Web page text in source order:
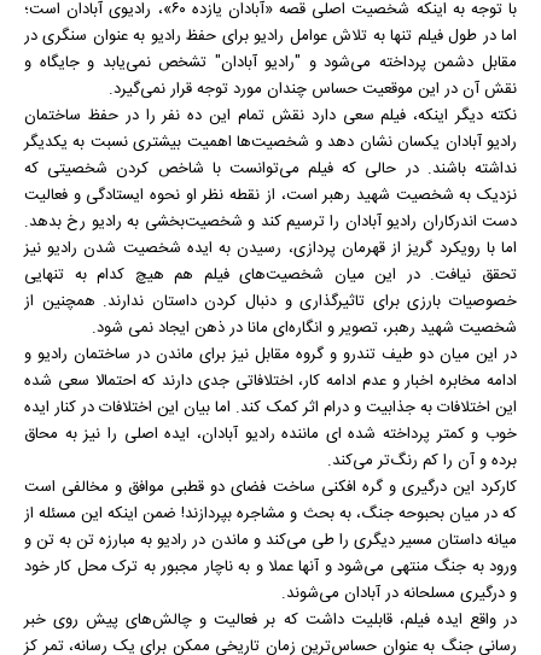
با توجه به اینکه شخصیت اصلی قصه «آبادان یازده ۶۰»، رادیوی آبادان است؛
اما در طول فیلم تنها به تلاش عوامل رادیو برای حفظ رادیو به عنوان سنگری در
مقابل دشمن پرداخته می‌شود و "رادیو آبادان" تشخص نمی‌یابد و جایگاه و
نقش آن در این موقعیت حساس چندان مورد توجه قرار نمی‌گیرد.
نکته دیگر اینکه، فیلم سعی دارد نقش تمام این ده نفر را در حفظ ساختمان
رادیو آبادان یکسان نشان دهد و شخصیت‌ها اهمیت بیشتری نسبت به یکدیگر
نداشته باشند. در حالی که فیلم می‌توانست با شاخص کردن شخصیتی که
نزدیک به شخصیت شهید رهبر است، از نقطه نظر او نحوه ایستادگی و فعالیت
دست اندرکاران رادیو آبادان را ترسیم کند و شخصیت‌بخشی به رادیو رخ بدهد.
اما با رویکرد گریز از قهرمان پردازی، رسیدن به ایده شخصیت شدن رادیو نیز
تحقق نیافت. در این میان شخصیت‌های فیلم هم هیچ کدام به تنهایی
خصوصیات بارزی برای تاثیرگذاری و دنبال کردن داستان ندارند. همچنین از
شخصیت شهید رهبر، تصویر و انگاره‌ای مانا در ذهن ایجاد نمی شود.
در این میان دو طیف تندرو و گروه مقابل نیز برای ماندن در ساختمان رادیو و
ادامه مخابره اخبار و عدم ادامه کار، اختلافاتی جدی دارند که احتمالا سعی شده
این اختلافات به جذابیت و درام اثر کمک کند. اما بیان این اختلافات در کنار ایده
خوب و کمتر پرداخته شده ‌ای ماننده رادیو آبادان، ایده اصلی را نیز به محاق
برده و آن را کم رنگ‌تر می‌کند.
کارکرد این درگیری و گره افکنی ساخت فضای دو قطبی موافق و مخالفی است
که در میان بحبوحه جنگ، به بحث و مشاجره بپردازند! ضمن اینکه این مسئله از
میانه داستان مسیر دیگری را طی می‌کند و ماندن در رادیو به مبارزه تن به تن و
ورود به جنگ منتهی می‌شود و آنها عملا و به ناچار مجبور به ترک محل کار خود
و درگیری مسلحانه در آبادان می‌شوند.
در واقع ایده فیلم، قابلیت داشت که بر فعالیت و چالش‌های پیش روی خبر
رسانی جنگ به عنوان حساس‌ترین زمان تاریخی ممکن برای یک رسانه، تمر کز